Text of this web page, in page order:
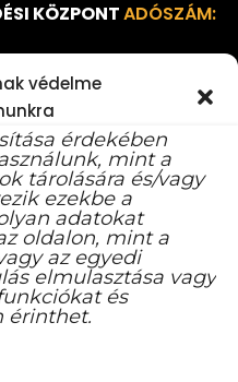
védelme
érdekében
mint a
tárolására és/vagy
ezekbe a
adatokat
oldalon, mint a
az egyedi
elmulasztása vagy
és
érinthet.
KÖZPONTADÓSZÁM: